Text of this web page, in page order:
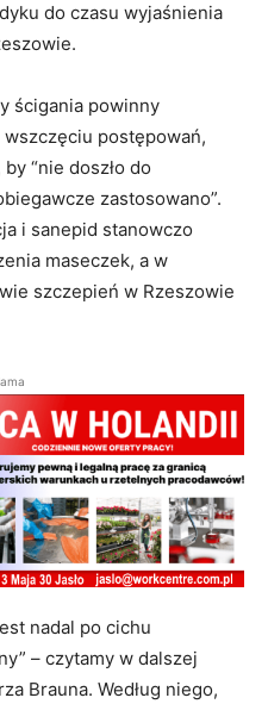
do czasu wyjaśnienia
ścigania powinny
postępowań,
“nie doszło do
zastosowano”.
i sanepid stanowczo
maseczek, a w
szczepień w Rzeszowie
nadal po cichu
– czytamy w dalszej
Brauna. Według niego,